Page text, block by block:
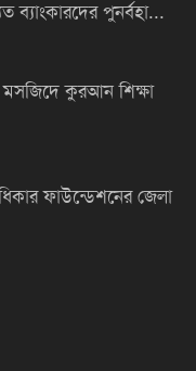
ব্যাংকারদের পুনর্বহা...
মসজিদে কুরআন শিক্ষা
ফাউন্ডেশনের জেলা